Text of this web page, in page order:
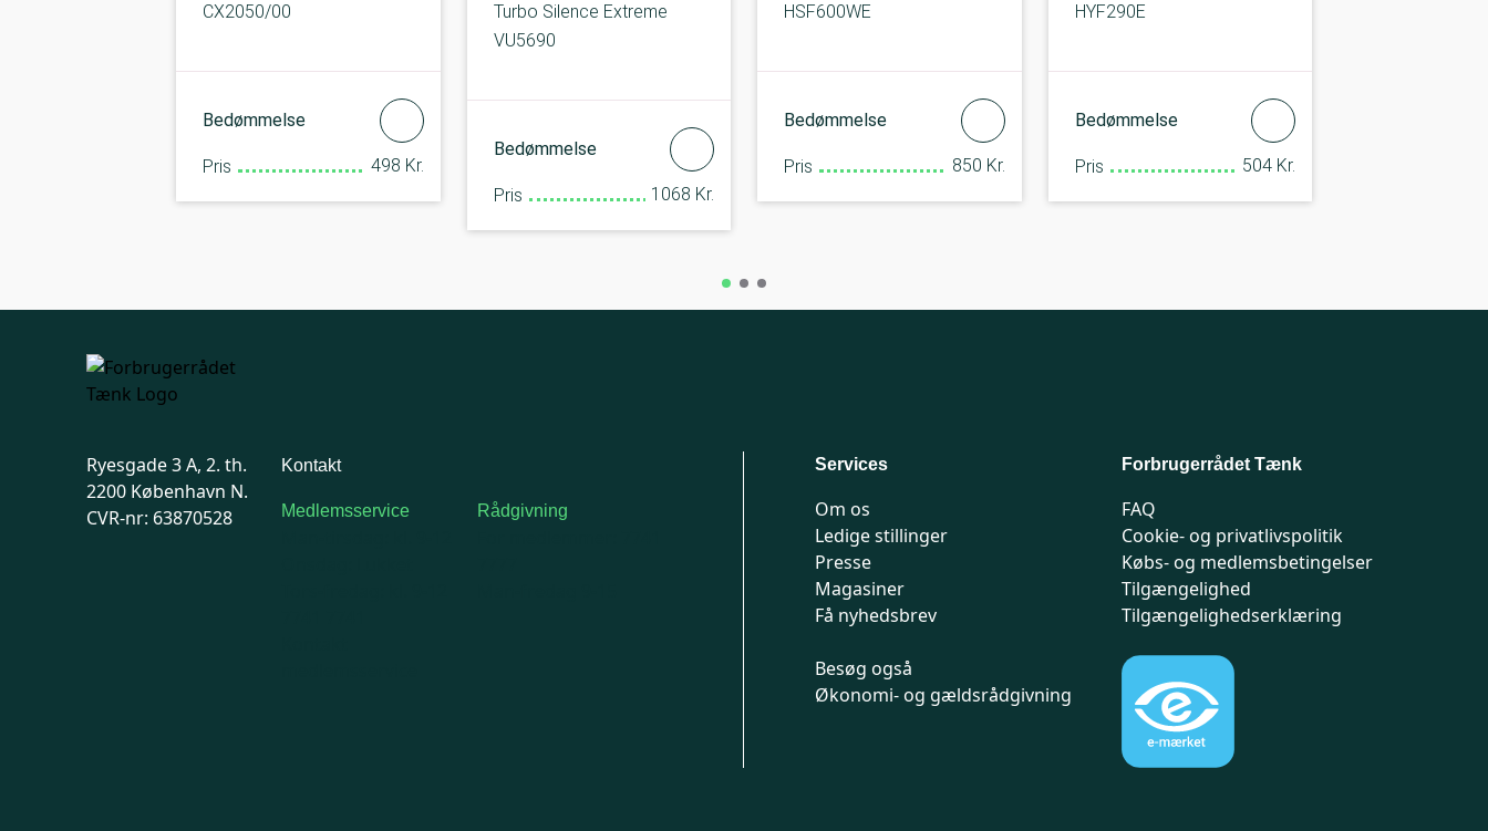
CX2050/00
Bedømmelse
Pris 498 Kr.
Turbo Silence Extreme
VU5690
Bedømmelse
Pris 1068 Kr.
HSF600WE
Bedømmelse
Pris 850 Kr.
HYF290E
Bedømmelse
Pris 504 Kr.
Ryesgade 3 A, 2. th.
2200 København N.
CVR-nr: 63870528
Kontakt
Medlemsservice Rådgivning
Services
Om os
Ledige stillinger
Presse
Magasiner
Få nyhedsbrev
Besøg også
Økonomi- og gældsrådgivning
Forbrugerrådet Tænk
FAQ
Cookie- og privatlivspolitik
Købs- og medlemsbetingelser
Tilgængelighed
Tilgængelighedserklæring